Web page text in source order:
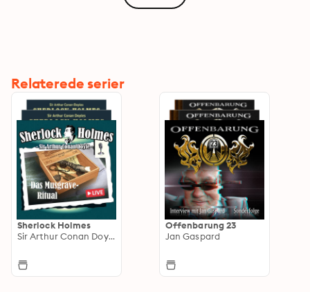
Relaterede serier
Sherlock Holmes
Sir Arthur Conan Doyle
Offenbarung 23
Jan Gaspard